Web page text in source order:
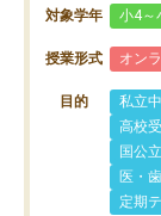
対象学年 小4～
授業形式 オン
目的 私立
高校
国公
医・
定期